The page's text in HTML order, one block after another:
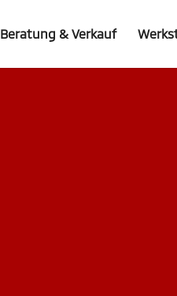
Beratung & Verkauf